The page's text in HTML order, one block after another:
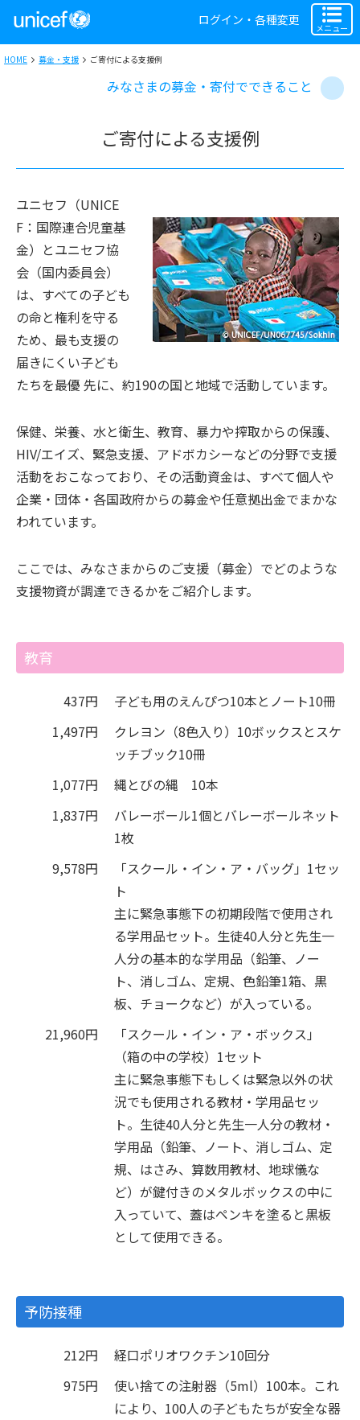
ログイン・各種変更
メニュー
HOME 募金・支援 ご寄付による支援例
みなさまの募金・寄付でできること
ご寄付による支援例
ユニセフ（UNICE
F：国際連合児童基
金）とユニセフ協
会（国内委員会）
は、すべての子ども
の命と権利を守る
ため、最も支援の
届きにくい子ども
たちを最優 先に、約190の国と地域で活動しています。
保健、栄養、水と衛生、教育、暴力や搾取からの保護、
HIV/エイズ、緊急支援、アドボカシーなどの分野で支援
活動をおこなっており、その活動資金は、すべて個人や
企業・団体・各国政府からの募金や任意拠出金でまかな
われています。
ここでは、みなさまからのご支援（募金）でどのような
支援物資が調達できるかをご紹介します。
教育
437円
子ども用のえんぴつ10本とノート10冊
1,497円
クレヨン（8色入り）10ボックスとスケ
ッチブック10冊
1,077円
縄とびの縄 10本
1,837円
バレーボール1個とバレーボールネット
1枚
9,578円
「スクール・イン・ア・バッグ」1セッ
ト
主に緊急事態下の初期段階で使用され
る学用品セット。生徒40人分と先生一
人分の基本的な学用品（鉛筆、ノー
ト、消しゴム、定規、色鉛筆1箱、黒
板、チョークなど）が入っている。
21,960円
「スクール・イン・ア・ボックス」
（箱の中の学校）1セット
主に緊急事態下もしくは緊急以外の状
況でも使用される教材・学用品セッ
ト。生徒40人分と先生一人分の教材・
学用品（鉛筆、ノート、消しゴム、定
規、はさみ、算数用教材、地球儀な
ど）が鍵付きのメタルボックスの中に
入っていて、蓋はペンキを塗ると黒板
として使用できる。
予防接種
212円
経口ポリオワクチン10回分
975円
使い捨ての注射器（5ml）100本。これ
により、100人の子どもたちが安全な器